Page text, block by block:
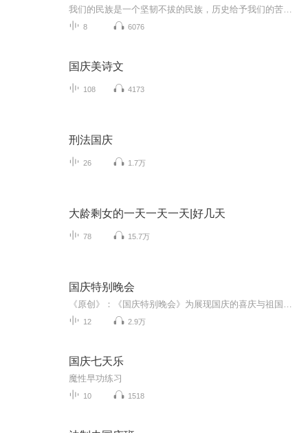
8 6076
国庆美诗文
108 4173
刑法国庆
26 1.7万
大龄剩女的一天一天一天|好几天
78 15.7万
国庆特别晚会
12 2.9万
国庆七天乐
魔性早功练习
10 1518